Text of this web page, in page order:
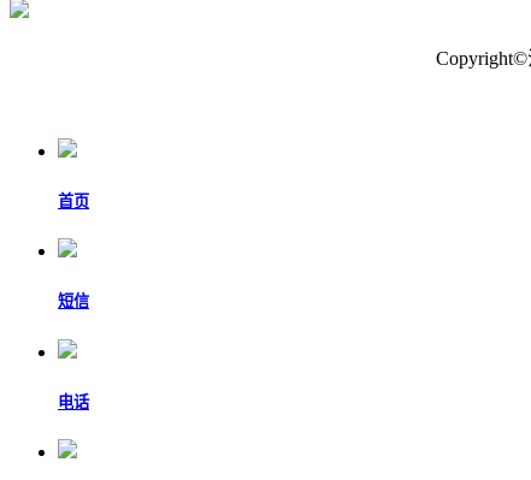
Copyright©
首页
短信
电话